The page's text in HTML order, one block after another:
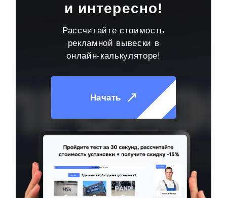
и интересно!
Рассчитайте стоимость
рекламной вывески в
онлайн-калькуляторе!
Начать